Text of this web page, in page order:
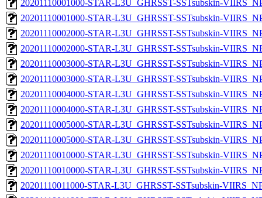
20201110001000-STAR-L3U_GHRSST-SSTsubskin-
20201110001000-STAR-L3U_GHRSST-SSTsubskin-
20201110002000-STAR-L3U_GHRSST-SSTsubskin-
20201110002000-STAR-L3U_GHRSST-SSTsubskin-
20201110003000-STAR-L3U_GHRSST-SSTsubskin-
20201110003000-STAR-L3U_GHRSST-SSTsubskin-
20201110004000-STAR-L3U_GHRSST-SSTsubskin-
20201110004000-STAR-L3U_GHRSST-SSTsubskin-
20201110005000-STAR-L3U_GHRSST-SSTsubskin-
20201110005000-STAR-L3U_GHRSST-SSTsubskin-
20201110010000-STAR-L3U_GHRSST-SSTsubskin-
20201110010000-STAR-L3U_GHRSST-SSTsubskin-
20201110011000-STAR-L3U_GHRSST-SSTsubskin-